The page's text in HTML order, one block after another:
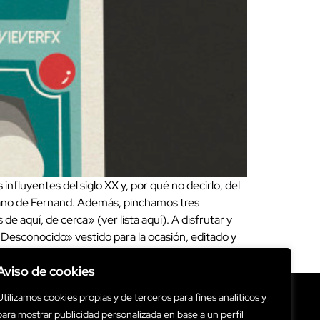
de cookies
cookies propias y de terceros para fines analíticos y
mostrar publicidad personalizada en base a un perfil
del siglo XX y, por qué no decirlo, del
de Fernand. Además, pinchamos tres
aquí, de cerca» (ver lista aquí). A disfrutar y
vestido para la ocasión, editado y